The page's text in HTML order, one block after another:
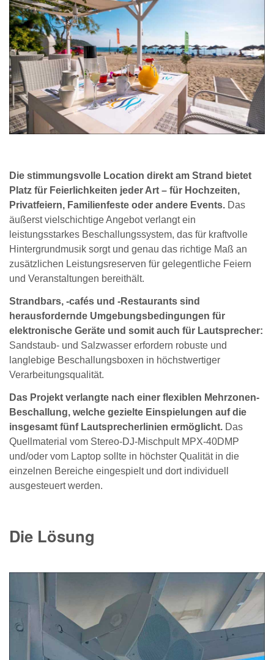
Die stimmungsvolle Location direkt am Strand bietet
Platz für Feierlichkeiten jeder Art – für Hochzeiten,
Privatfeiern, Familienfeste oder andere Events. Das
äußerst vielschichtige Angebot verlangt ein
leistungsstarkes Beschallungssystem, das für kraftvolle
Hintergrundmusik sorgt und genau das richtige Maß an
zusätzlichen Leistungsreserven für gelegentliche Feiern
und Veranstaltungen bereithält.
Strandbars, -cafés und -Restaurants sind
herausfordernde Umgebungsbedingungen für
elektronische Geräte und somit auch für Lautsprecher:
Sandstaub- und Salzwasser erfordern robuste und
langlebige Beschallungsboxen in höchstwertiger
Verarbeitungsqualität.
Das Projekt verlangte nach einer flexiblen Mehrzonen-
Beschallung, welche gezielte Einspielungen auf die
insgesamt fünf Lautsprecherlinien ermöglicht. Das
Quellmaterial vom Stereo-DJ-Mischpult MPX-40DMP
und/oder vom Laptop sollte in höchster Qualität in die
einzelnen Bereiche eingespielt und dort individuell
ausgesteuert werden.
Die Lösung